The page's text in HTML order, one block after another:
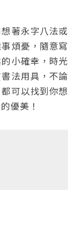
著永字八法或
煩憂，隨意寫
小確幸，時光
法用具，不論
可以找到你想
優美！